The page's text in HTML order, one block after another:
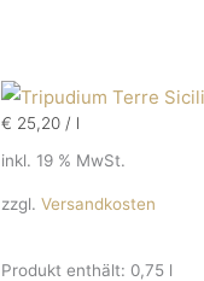
€ 25,20 / l
inkl. 19 % MwSt.
zzgl. Versandkosten
Produkt enthält: 0,75 l